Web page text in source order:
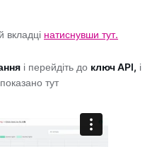
вкладці натиснувши тут.
і перейдіть до ключ API, і
тут